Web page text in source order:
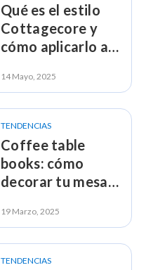
Qué es el estilo
Cottagecore y
cómo aplicarlo a
14 Mayo, 2025
TENDENCIAS
Coffee table
books: cómo
decorar tu mesa
libros
19 Marzo, 2025
TENDENCIAS